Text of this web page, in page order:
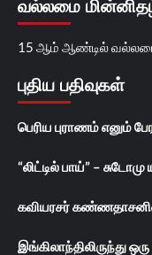
வல்லமை
15 ஆம் ஆண்டில்
புதிய பதிவுகள்
பெரிய புராணம் எனும்
“லிட்டில் பாய்” – சுடோமு
கவியரசர்
இங்கிலாந்திலிருந்து